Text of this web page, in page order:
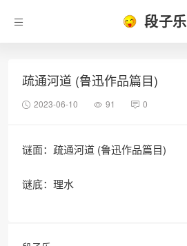
段子乐
疏通河道 (鲁迅作品篇目)
2023-06-10 91 0
谜面：疏通河道 (鲁迅作品篇目)
谜底：理水